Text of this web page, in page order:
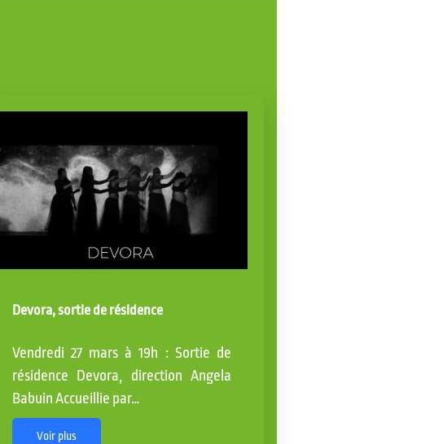
Devora, sortie de résidence
Vendredi 27 mars à 19h : Sortie de
résidence Devora, direction Angela
Babuin Accueillie par…
Voir plus